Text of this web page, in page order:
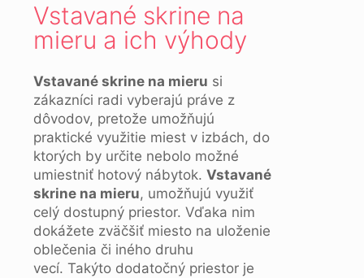
Vstavané skrine na
mieru a ich výhody
Vstavané skrine na mieru si
zákazníci radi vyberajú práve z
dôvodov, pretože umožňujú
praktické využitie miest v izbách, do
ktorých by určite nebolo možné
umiestniť hotový nábytok. Vstavané
skrine na mieru, umožňujú využiť
celý dostupný priestor. Vďaka nim
dokážete zväčšiť miesto na uloženie
oblečenia či iného druhu
vecí. Takýto dodatočný priestor je